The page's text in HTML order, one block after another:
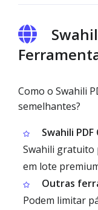
Como o Swahili
semelhantes?
Swahili
Swahili gratuito
em lote
Outras
Podem limitar